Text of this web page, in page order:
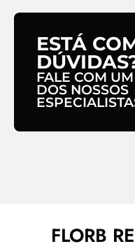
ESTÁ
FALE COM UM
DOS NOSSOS
FLORB